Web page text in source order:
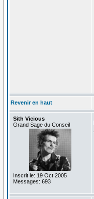
Revenir en haut
Sith Vicious
Grand Sage du Conseil
Inscrit le: 19 Oct 2005
Messages: 693